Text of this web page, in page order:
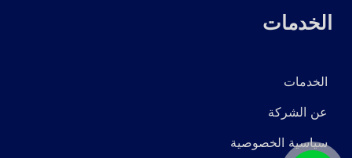
الخدمات
الخدمات
عن الشركة
سياسية الخصوصية